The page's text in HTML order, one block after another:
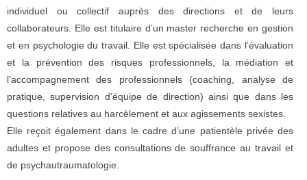
individuel ou collectif auprès des directions et de leurs
collaborateurs. Elle est titulaire d’un master recherche en gestion
et en psychologie du travail. Elle est spécialisée dans l’évaluation
et la prévention des risques professionnels, la médiation et
l’accompagnement des professionnels (coaching, analyse de
pratique, supervision d’équipe de direction) ainsi que dans les
questions relatives au harcèlement et aux agissements sexistes.
Elle reçoit également dans le cadre d’une patientèle privée des
adultes et propose des consultations de souffrance au travail et
de psychautraumatologie.